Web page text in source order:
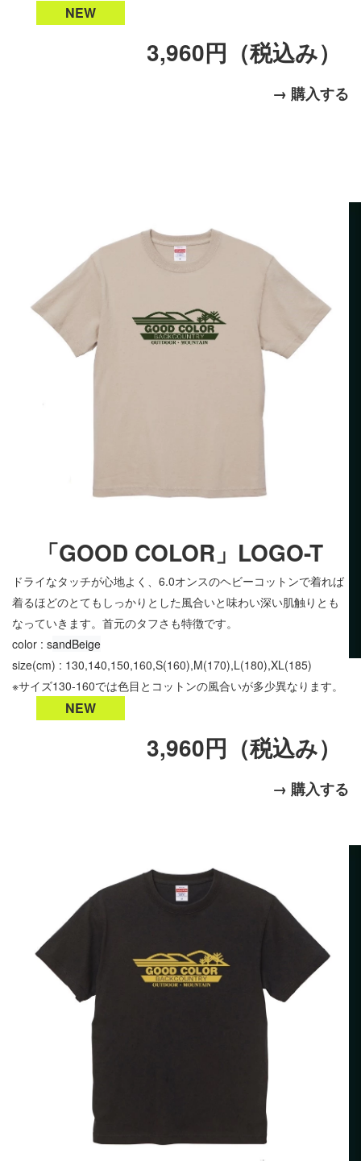
NEW
3,960円（税込み）
→ 購入する
「GOOD COLOR」LOGO-T
ドライなタッチが心地よく、6.0オンスのヘビーコットンで着れば
着るほどのとてもしっかりとした風合いと味わい深い肌触りとも
なっていきます。首元のタフさも特徴です。
color : sandBeige
size(cm) : 130,140,150,160,S(160),M(170),L(180),XL(185)
※サイズ130-160では色目とコットンの風合いが多少異なります。
NEW
3,960円（税込み）
→ 購入する